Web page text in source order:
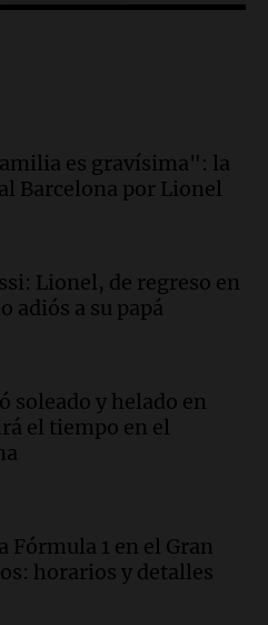
captura 12
Titanic y la
de tormenta
de Loyola
y filtraciones: "El
menos
y la huella de
emoción es el filtro
celebró su peña
es gravísima": la
Barcelona por Lionel
Lionel, de regreso en
adiós a su papá
soleado y helado en
el tiempo en el
Fórmula 1 en el Gran
horarios y detalles